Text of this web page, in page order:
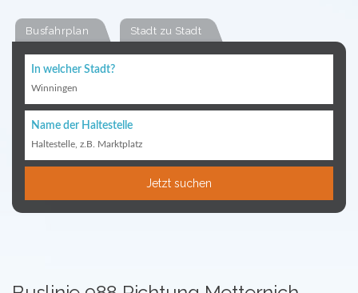
Busfahrplan Stadt zu Stadt
In welcher Stadt?
Winningen
Name der Haltestelle
Haltestelle, z.B. Marktplatz
Jetzt suchen